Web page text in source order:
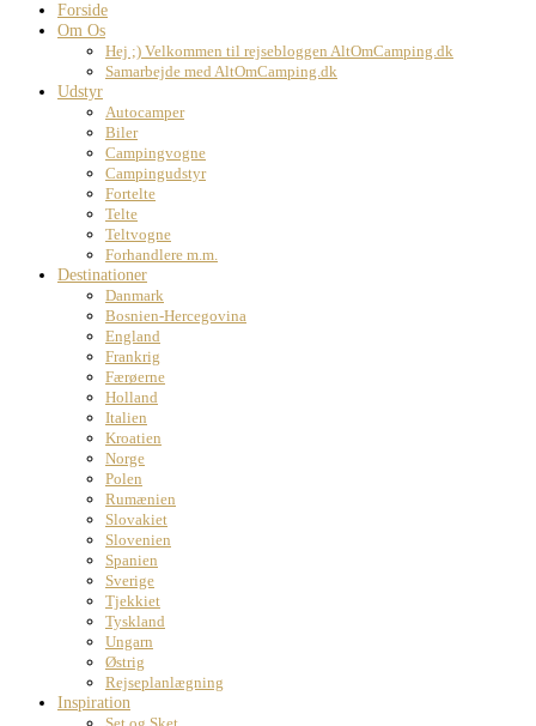
Forside
Om Os
Hej ;) Velkommen til rejsebloggen AltOmCamping.dk
Samarbejde med AltOmCamping.dk
Udstyr
Autocamper
Biler
Campingvogne
Campingudstyr
Fortelte
Telte
Teltvogne
Forhandlere m.m.
Destinationer
Danmark
Bosnien-Hercegovina
England
Frankrig
Færøerne
Holland
Italien
Kroatien
Norge
Polen
Rumænien
Slovakiet
Slovenien
Spanien
Sverige
Tjekkiet
Tyskland
Ungarn
Østrig
Rejseplanlægning
Inspiration